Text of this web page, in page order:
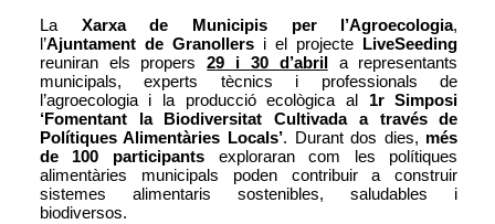
La Xarxa de Municipis per l’Agroecologia,
l’Ajuntament de Granollers i el projecte
LiveSeeding
reuniran els propers 29 i 30 d’abril
a representants
municipals, experts tècnics i professionals de
l’agroecologia i la producció ecològica al 1r Simposi
‘Fomentant la Biodiversitat Cultivada a través de
Polítiques Alimentàries Locals’. Durant dos dies, més
de 100 participants exploraran com les polítiques
alimentàries municipals poden contribuir a construir
sistemes alimentaris sostenibles, saludables i
biodiversos.